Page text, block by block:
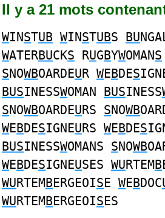
Il y a 21 mots
WINSTUB WINSTUBS BU
WATERBUCKS RUGBYWOMANS
SNOWBOARDEUR WEBDES
BUSINESSWOMAN BUSINESS
SNOWBOARDEURS SNOWB
WEBDESIGNEURS WEBDES
BUSINESSWOMANS SNOWB
WEBDESIGNEUSES WURTEMB
WURTEMBERGEOISE WEBDOC
WURTEMBERGEOISES